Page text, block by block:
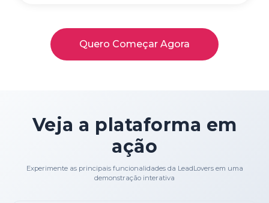
Quero Começar Agora
Veja a plataforma em
ação
Experimente as principais funcionalidades da LeadLovers em uma
demonstração interativa